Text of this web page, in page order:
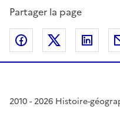
Partager la page
Partager surPartager
2010 - 2026 Histoire-